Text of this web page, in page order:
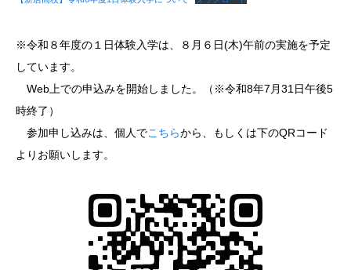
※令和８年度の１日体験入学は、８月６日(木)午前の実施を予定
しています。
Web上での申込みを開始しました。（※令和8年7月31日午後5
時終了）
参加申し込みは、個人でこちらから、もしくは下のQRコード
よりお願いします。
Dear current students and parents
卒業生の皆さん・同窓会